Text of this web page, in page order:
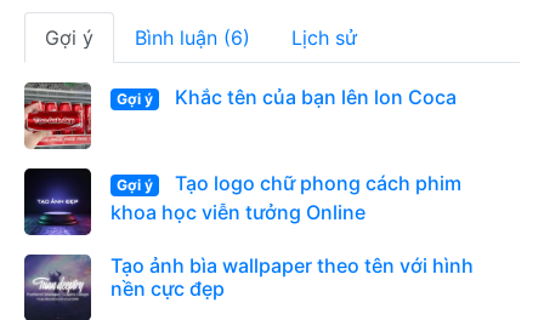
Gợi ý Bình luận (6) Lịch sử
Gợi ý Khắc tên của bạn lên lon Coca
Gợi ý
Tạo logo chữ phong cách phim
khoa học viễn tưởng Online
Tạo ảnh bìa wallpaper theo tên với hình
nền cực đẹp